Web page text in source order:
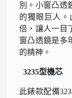
別。小窗凸透
的獨眼巨人。
倍，讓人一目
窗凸透鏡是多
的精神。
3235型機芯
此錶款配備